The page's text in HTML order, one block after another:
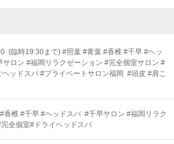
(臨時19:30まで) #照葉 #青葉 #香椎 #千早 #ヘッ
サロン #福岡リラクゼーション #完全個室サロン #
ヘッドスパ #プライベートサロン福岡 #頭皮 #肩こ
香椎 #千早 #ヘッドスパ #千早サロン #福岡リラク
全個室#ドライヘッドスパ